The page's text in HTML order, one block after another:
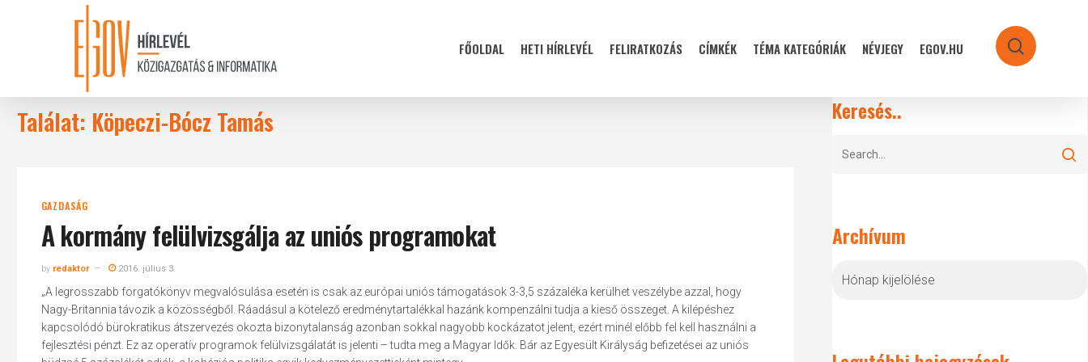
FŐOLDAL HETI HÍRLEVÉL FELIRATKOZÁS CÍMKÉK TÉMA KATEGÓRIÁK NÉVJEGY EGOV.HU search
Találat: Köpeczi-Bócz Tamás
GAZDASÁG
A kormány felülvizsgálja az uniós programokat
by redaktor 2016. július 3.
„A legrosszabb forgatókönyv megvalósulása esetén is csak az európai uniós támogatások 3-3,5 százaléka kerülhet veszélybe azzal, hogy
Nagy-Britannia távozik a közösségből. Ráadásul a kötelező eredménytartalékkal hazánk kompenzálni tudja a kieső összeget. A kilépéshez
kapcsolódó bürokratikus átszervezés okozta bizonytalanság azonban sokkal nagyobb kockázatot jelent, ezért minél előbb fel kell használni a
fejlesztési pénzt. Ez az operatív programok felülvizsgálatát is jelenti – tudta meg a Magyar Idők. Bár az Egyesült Királyság befizetései az uniós
Keresés..
Archívum